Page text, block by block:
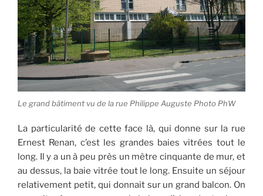
Le grand bâtiment vu de la rue Philippe Auguste Photo PhW
La particularité de cette face là, qui donne sur la rue
Ernest Renan, c’est les grandes baies vitrées tout le
long. Il y a un à peu près un mètre cinquante de mur, et
au dessus, la baie vitrée tout le long. Ensuite un séjour
relativement petit, qui donnait sur un grand balcon. On